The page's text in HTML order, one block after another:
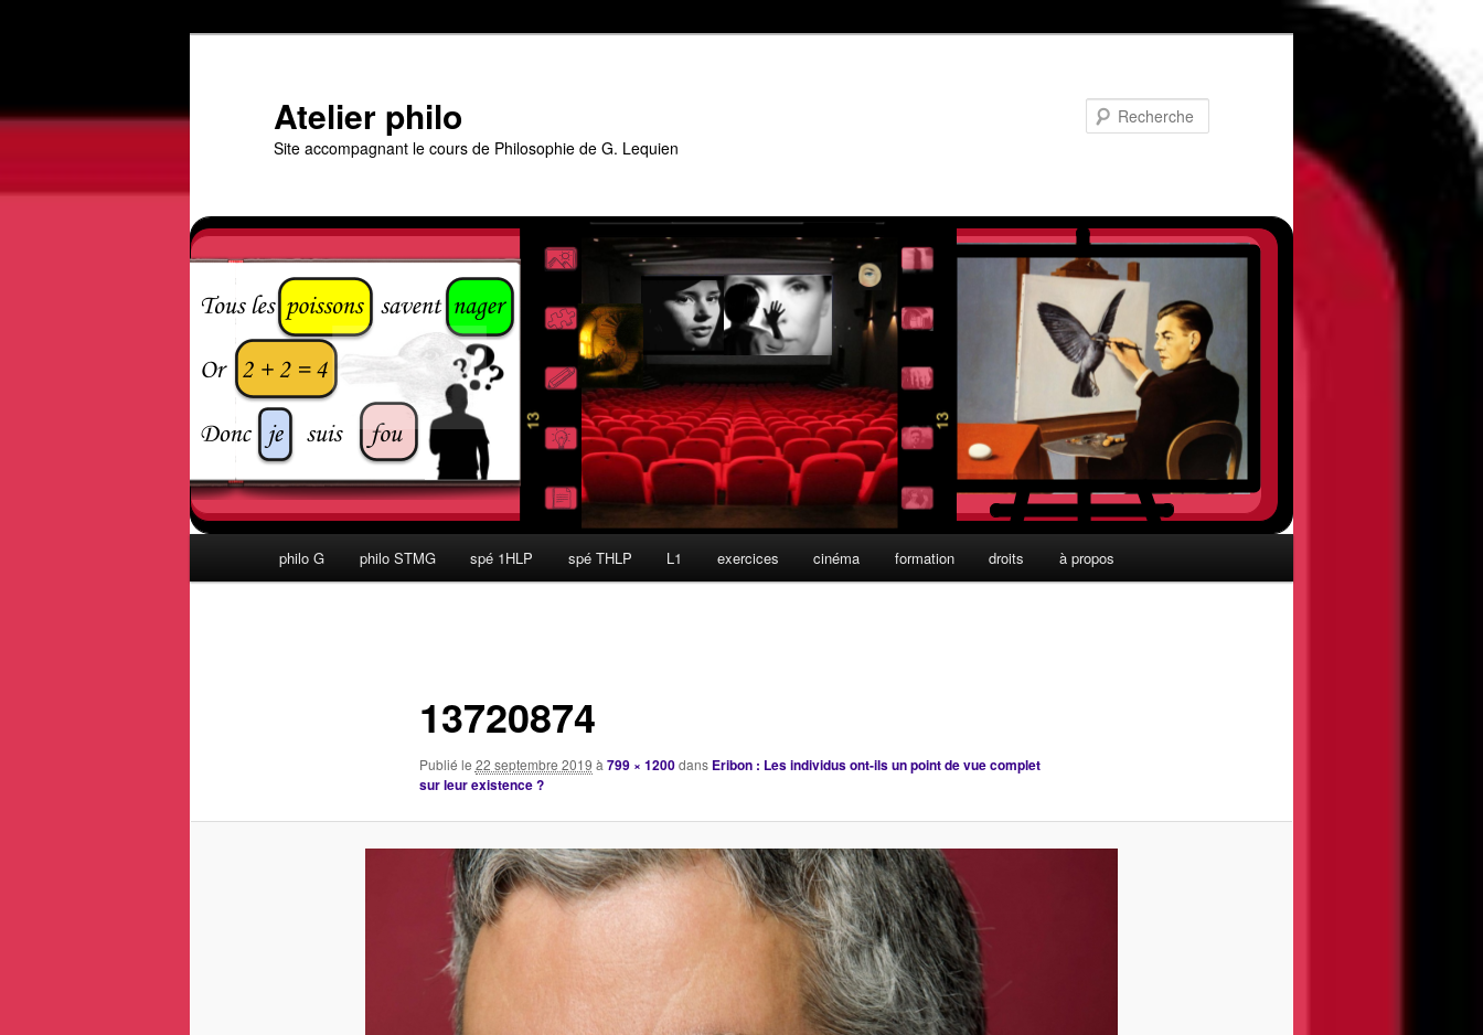
principal
Atelier philo
Site accompagnant le cours de Philosophie de G. Lequien
philo G philo STMG spé 1HLP spé THLP L1 exercices cinéma formation droits à propos
13720874
Publié le 22 septembre 2019 à 799 × 1200dans Eribon : Les individus ont-ils un point de vue complet
sur leur existence ?